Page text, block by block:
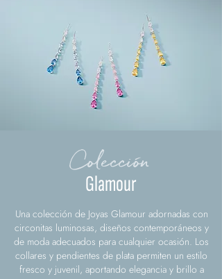
Colección
Glamour
Una colección de Joyas Glamour adornadas con
circonitas luminosas, diseños contemporáneos y
de moda adecuados para cualquier ocasión. Los
collares y pendientes de plata permiten un estilo
fresco y juvenil, aportando elegancia y brillo a